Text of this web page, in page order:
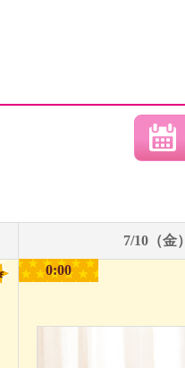
7/10（金）
0:00